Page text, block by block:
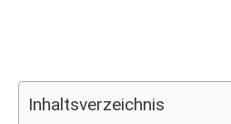
Inhaltsverzeichnis